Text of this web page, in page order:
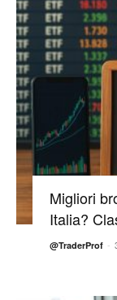
Migliori
Italia?
@TraderProf -